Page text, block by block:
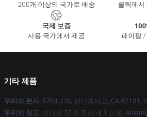
200개 이상의 국가로 배송
클릭에서
국제 보증
사용 국가에서 제공
페이팔
기타 제품
우리의 본사: 5704 J St, 샌디에이고, CA 92101,
우리의 창고: 아니오 57의 중산 제 1 도로,